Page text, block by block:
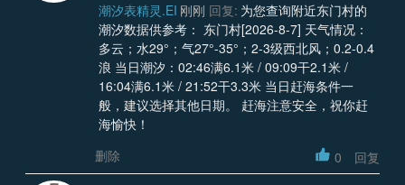
潮汐表精灵.EI 刚刚 回复: 为您查询附近东门村的
潮汐数据供参考： 东门村[2026-8-7] 天气情况：
多云；水29°；气27°-35°；2-3级西北风；0.2-0.4
浪 当日潮汐：02:46满6.1米 / 09:09干2.1米 /
16:04满6.1米 / 21:52干3.3米 当日赶海条件一
般，建议选择其他日期。 赶海注意安全，祝你赶
海愉快！
删除
0 回复